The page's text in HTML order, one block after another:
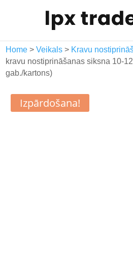
Home >Veikals > Kravu
kravu nostiprināšanas siksna 10-
gab./kartons)
Izpārdošana!